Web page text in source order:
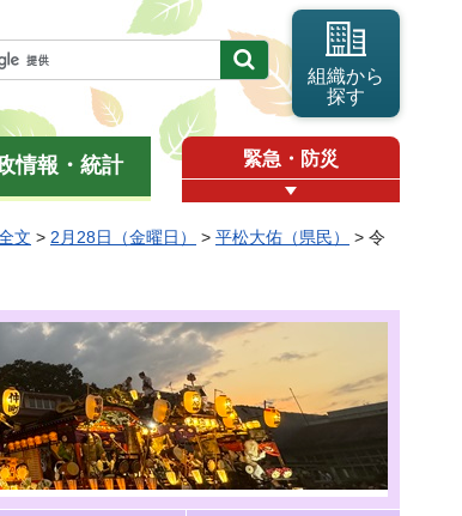
組織から
探す
情報・統計 緊急・防災
文 > 2月28日（金曜日） > 平松大佑（県民）
> 令